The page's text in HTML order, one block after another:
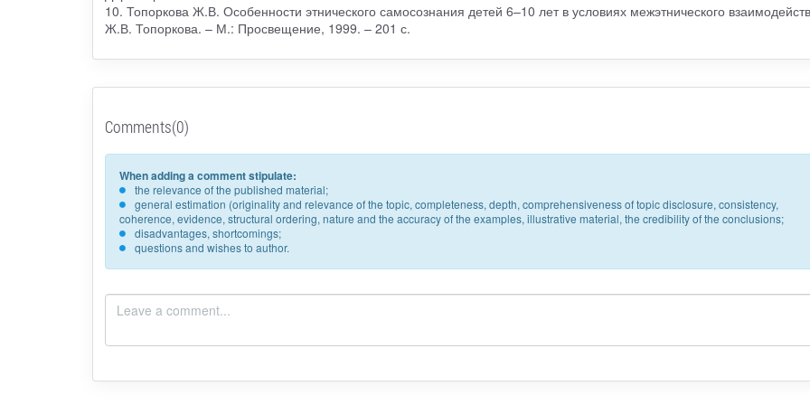
10. Топоркова Ж.В. Особенности этнического самосознания детей 6–10 лет в условиях межэтнического
Ж.В. Топоркова. – М.: Просвещение, 1999. – 201 с.
Comments(0)
When adding a comment stipulate:
the relevance of the published material;
general estimation (originality and relevance of the topic, completeness, depth, comprehensiveness of topic disclosure, consistency,
coherence, evidence, structural ordering, nature and the accuracy of the examples, illustrative material, the credibility of the conclusions;
disadvantages, shortcomings;
questions and wishes to author.